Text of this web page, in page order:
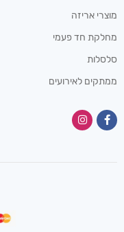
מוצרי אריזה
מחלקת חד פעמי
סלסלות
ממתקים לאירועים